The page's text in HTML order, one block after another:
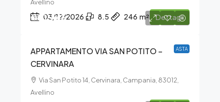
Avellino
03/12/2026 8.5 246 m² Dettagli
ASTA
€111.443
APPARTAMENTO VIA SAN POTITO –
CERVINARA
Via San Potito 14, Cervinara, Campania, 83012,
Avellino